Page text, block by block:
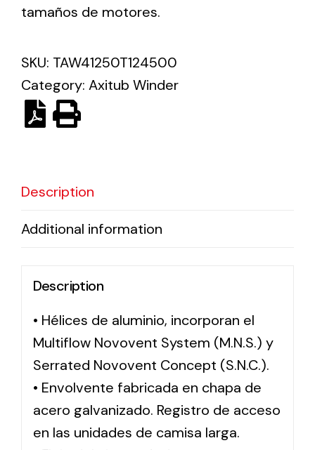
Variety of solar solutions for all kinds of needs.
tamaños de motores.
SKU: TAW41250T124500
Category: Axitub Winder
Description
Additional information
Description
• Hélices de aluminio, incorporan el
Multiflow Novovent System (M.N.S.) y
Serrated Novovent Concept (S.N.C.).
• Envolvente fabricada en chapa de
acero galvanizado. Registro de acceso
en las unidades de camisa larga.